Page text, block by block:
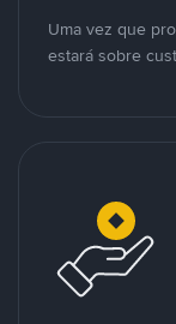
Uma vez que
estará sobre